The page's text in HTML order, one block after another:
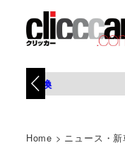
タイヤ交換
Home > ニュース・新